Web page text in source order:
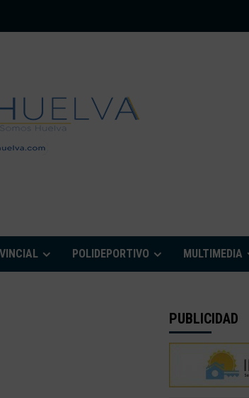
POLIDEPORTIVO MULTIMEDIA
PUBLICIDAD